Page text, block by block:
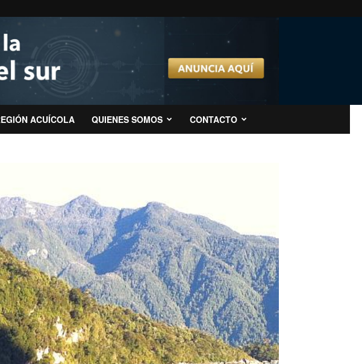
ACUÍCOLA QUIENES SOMOS CONTACTO